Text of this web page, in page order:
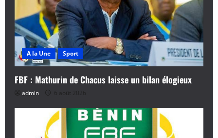
A la Une Sport
FBF : Mathurin de Chacus laisse un bilan élogieux
admin 6 août 2026